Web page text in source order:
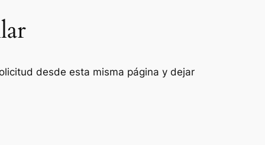
desde esta misma página y dejar